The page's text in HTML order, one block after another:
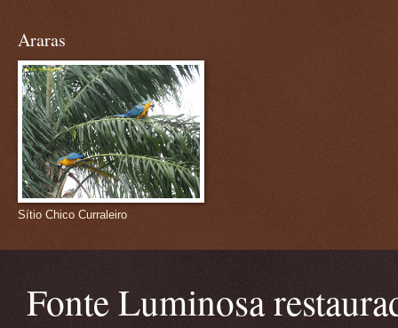
Araras
Sítio Chico Curraleiro
Fonte Luminosa